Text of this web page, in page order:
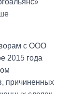
с ООО
2015 года
причиненных